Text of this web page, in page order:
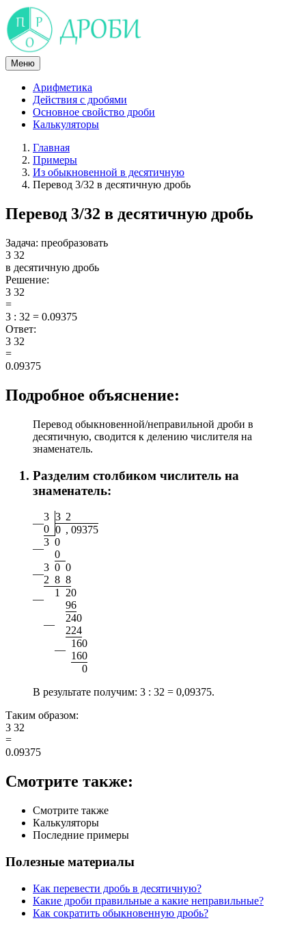
Skip
to
content
Меню
Арифметика
Действия с дробями
Основное свойство дроби
Калькуляторы
Главная
Примеры
Из обыкновенной в десятичную
Перевод 3/32 в десятичную дробь
Перевод 3/32 в десятичную дробь
Задача: преобразовать
3 32
в десятичную дробь
Решение:
3 32
=
3 : 32 = 0.09375
Ответ:
3 32
=
0.09375
Подробное объяснение:
Перевод обыкновенной/неправильной дроби в
десятичную, сводится к делению числителя на
знаменатель.
Разделим столбиком числитель на
знаменатель:
—
3 3 2
0 0 , 09375
—
3 0
0
—
3 0 0
2 8 8
—
1 20
96
—
240
224
—
160
160
0
В результате получим: 3 : 32 = 0,09375.
Таким образом:
3 32
=
0.09375
Смотрите также:
Смотрите также
Калькуляторы
Последние примеры
Полезные материалы
Как перевести дробь в десятичную?
Какие дроби правильные а какие неправильные?
Как сократить обыкновенную дробь?